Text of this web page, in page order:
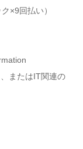
×9回払い）
またはIT関連の